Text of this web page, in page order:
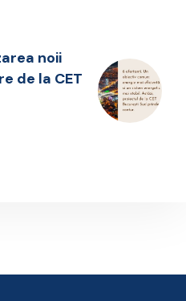
noii
de la CET